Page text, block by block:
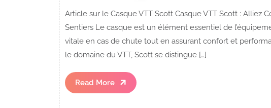
Article sur le Casque VTT Scott Casque VTT Scott : Alliez
Sentiers Le casque est un élément essentiel de
vitale en cas de chute tout en assurant confort et
le domaine du VTT, Scott se distingue […]
Read More
Read
More